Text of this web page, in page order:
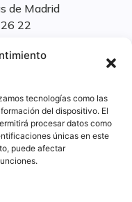
tecnologías como las
del dispositivo. El
procesar datos como
únicas en este
puede afectar
de Madrid
22